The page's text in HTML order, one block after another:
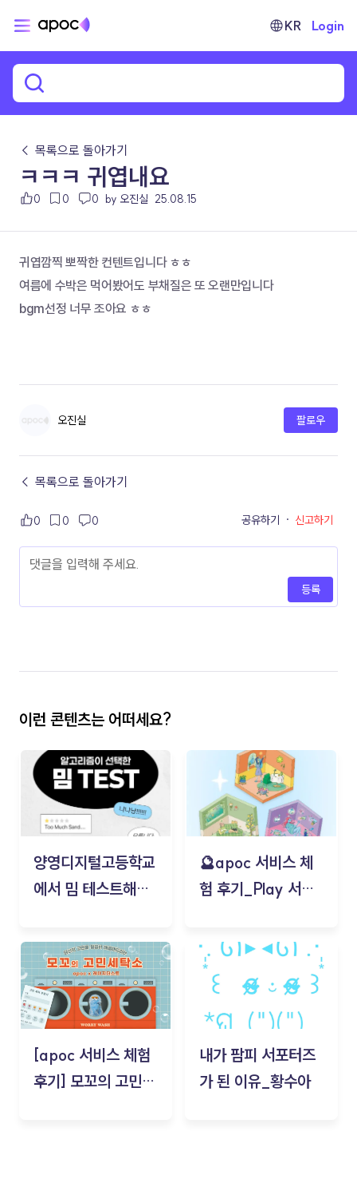
KR Login
← 목록으로 돌아가기
ㅋㅋㅋ 귀엽내요
0 0 0 by 오진실 25.08.15
귀엽깜찍 뽀짝한 컨텐트입니다 ㅎㅎ
여름에 수박은 먹어봤어도 부채질은 또 오랜만입니다
bgm선정 너무 조아요 ㅎㅎ
오진실 팔로우
← 목록으로 돌아가기
0 0 0 공유하기 · 신고하기
등록
이런 콘텐츠는 어떠세요?
양영디지털고등학교
에서 밈 테스트해보
🔮apoc 서비스 체
험 후기_Play 서비
김태현
[apoc 서비스 체험
후기] 모꼬의 고민세
내가 팜피 서포터즈
가 된 이유_황수아